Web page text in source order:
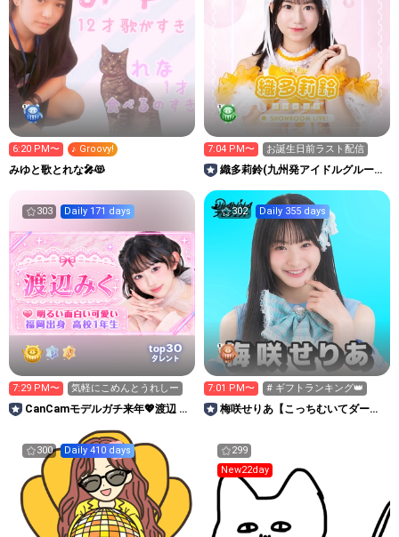
6:20 PM〜 ♪ Groovy!
みゆと歌とれな🎤😻
7:04 PM〜 お誕生日前ラスト配信
織多莉鈴(九州発アイドルグループ
303 Daily 171 days
top30
タレント
7:29 PM〜 気軽にこめんとうれしー
CanCamモデルガチ来年💖渡辺 み
302 Daily 355 days
7:01 PM〜 # ギフトランキング👑
梅咲せりあ【こっちむいてダーリ
300 Daily 410 days
299
New22day